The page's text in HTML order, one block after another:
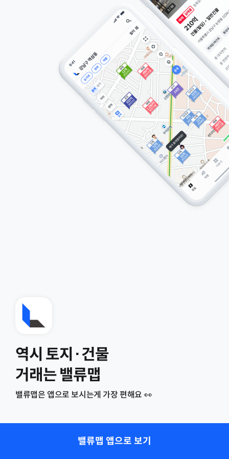
역시 토지·건물
거래는 밸류맵
밸류맵은 앱으로 보시는게 가장 편해요 👀
밸류맵 앱으로 보기